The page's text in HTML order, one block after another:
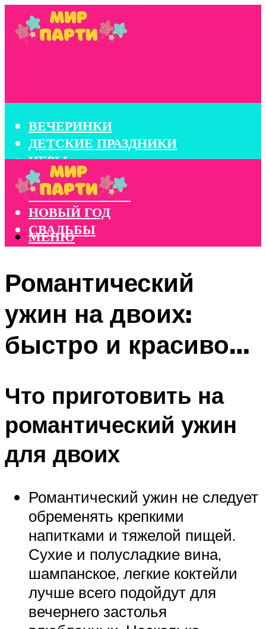
ВЕЧЕРИНКИ
ДЕТСКИЕ ПРАЗДНИКИ
ИГРЫ
КОНКУРСЫ
КОРПОРАТИВЫ
НОВЫЙ ГОД
СВАДЬБЫ
МЕНЮ
Романтический
ужин на двоих:
быстро и красиво…
Что приготовить на
романтический ужин
для двоих
Романтический ужин не следует
обременять крепкими
напитками и тяжелой пищей.
Сухие и полусладкие вина,
шампанское, легкие коктейли
лучше всего подойдут для
вечернего застолья